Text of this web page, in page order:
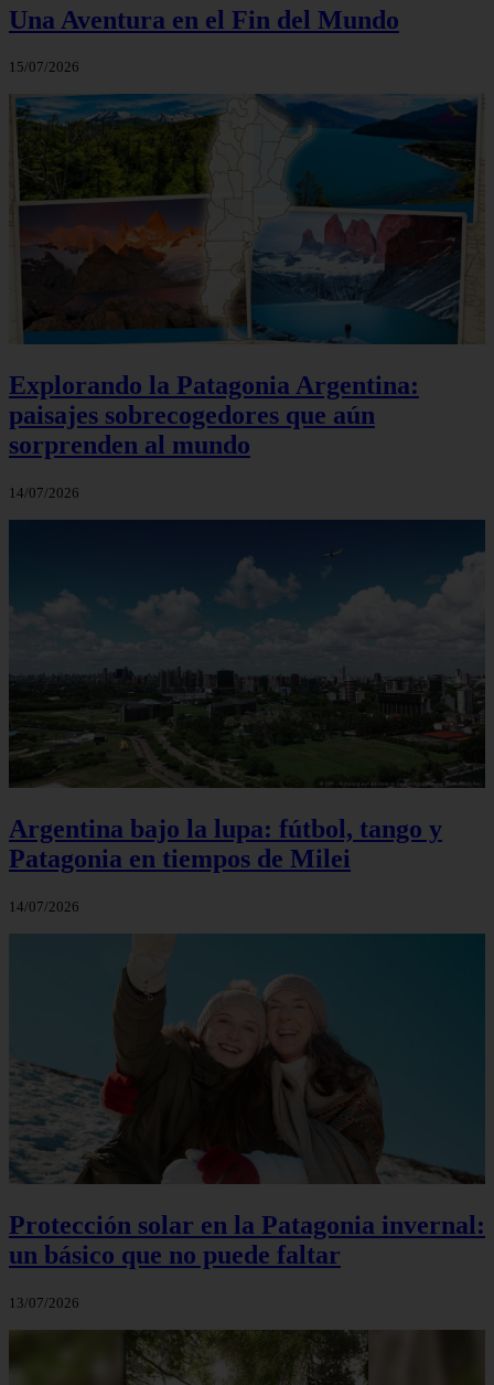
Una Aventura en el Fin del Mundo
15/07/2026
Explorando la Patagonia Argentina:
paisajes sobrecogedores que aún
sorprenden al mundo
14/07/2026
Argentina bajo la lupa: fútbol, tango y
Patagonia en tiempos de Milei
14/07/2026
Protección solar en la Patagonia invernal:
un básico que no puede faltar
13/07/2026